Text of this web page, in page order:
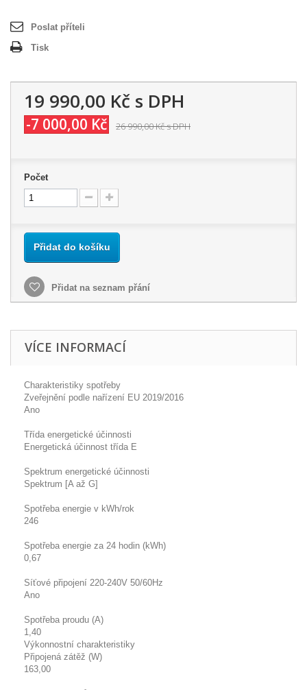
Poslat příteli
Tisk
19 990,00 Kč s DPH
-7 000,00 Kč 26 990,00 Kčs DPH
Počet
Přidat do košíku
Přidat na seznam přání
VÍCE INFORMACÍ
Charakteristiky spotřeby
Zveřejnění podle nařízení EU 2019/2016
Ano
Třída energetické účinnosti
Energetická účinnost třída E
Spektrum energetické účinnosti
Spektrum [A až G]
Spotřeba energie v kWh/rok
246
Spotřeba energie za 24 hodin (kWh)
0,67
Síťové připojení 220-240V 50/60Hz
Ano
Spotřeba proudu (A)
1,40
Výkonnostní charakteristiky
Připojená zátěž (W)
163,00